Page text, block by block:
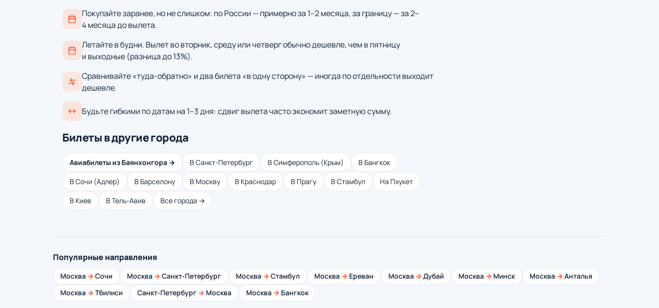
Покупайте заранее, но не слишком: по России — примерно за 1–2 месяца, за границу — за 2–
4 месяца до вылета.
Летайте в будни. Вылет во вторник, среду или четверг обычно дешевле, чем в пятницу
и выходные (разница до 13%).
Сравнивайте «туда-обратно» и два билета «в одну сторону» — иногда по отдельности выходит
дешевле.
Будьте гибкими по датам на 1–3 дня: сдвиг вылета часто экономит заметную сумму.
Билеты в другие города
Авиабилеты из Баянхонгора → В Санкт-Петербург В Симферополь (Крым) В Бангкок
В Сочи (Адлер) В Барселону В Москву В Краснодар В Прагу В Стамбул На Пхукет
В Киев В Тель-Авив Все города →
Популярные направления
Москва → Сочи Москва → Санкт-Петербург Москва → Стамбул Москва → Ереван Москва → Дубай Москва → Минск Москва → Анталья
Москва → Тбилиси Санкт-Петербург → Москва Москва → Бангкок